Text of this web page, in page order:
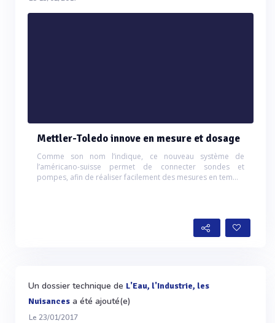
Mettler-Toledo innove en mesure et dosage
Comme son nom l’indique, ce nouveau système de
l’américano-suisse permet de connecter sondes et
pompes, afin de réaliser facilement des mesures en tem...
Un dossier technique de L'Eau, l'Industrie, les
Nuisances a été ajouté(e)
Le 23/01/2017